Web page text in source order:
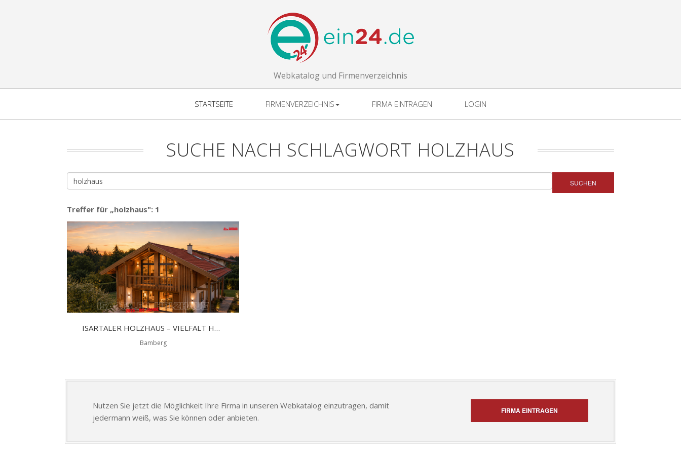
Webkatalog und Firmenverzeichnis
STARTSEITE FIRMENVERZEICHNIS FIRMA EINTRAGEN LOGIN
SUCHE NACH SCHLAGWORT HOLZHAUS
SUCHEN
Treffer für „holzhaus": 1
ISARTALER HOLZHAUS – VIELFALT HAT EINEN NAMEN
Bamberg
Nutzen Sie jetzt die Möglichkeit Ihre Firma in unseren Webkatalog einzutragen, damit
jedermann weiß, was Sie können oder anbieten.
FIRMA EINTRAGEN